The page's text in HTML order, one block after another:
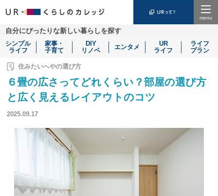
自分にぴったりな新しい暮らしを探す
シンプル
ライフ
家事・
子育て
DIY
リノベ
エンタメ
UR
ライフ
ライフ
プラン
住みたいへやの選び方
６畳の広さってどれくらい？部屋の選び方
と広く見えるレイアウトのコツ
2025.09.17